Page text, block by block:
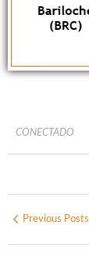
CONECTADO
Previous Posts